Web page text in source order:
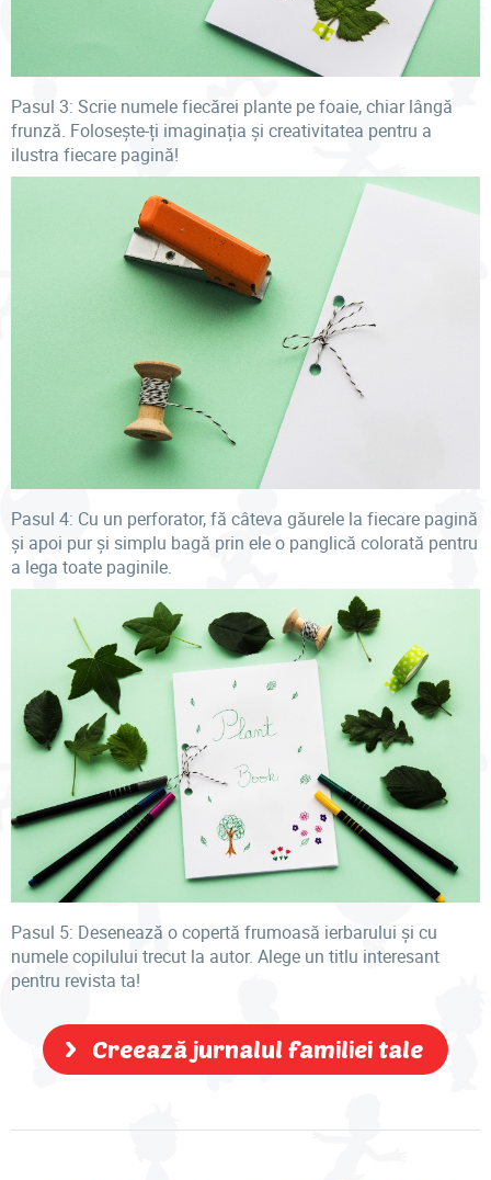
Pasul 3: Scrie numele fiecărei plante pe foaie, chiar lângă
frunză. Folosește-ți imaginația și creativitatea pentru a
ilustra fiecare pagină!
Pasul 4: Cu un perforator, fă câteva găurele la fiecare pagină
și apoi pur și simplu bagă prin ele o panglică colorată pentru
a lega toate paginile.
Pasul 5: Desenează o copertă frumoasă ierbarului și cu
numele copilului trecut la autor. Alege un titlu interesant
pentru revista ta!
Creează jurnalul familiei tale